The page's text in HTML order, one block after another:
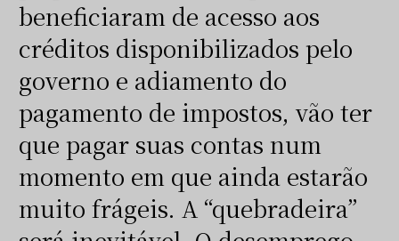
beneficiaram de acesso aos
créditos disponibilizados pelo
governo e adiamento do
pagamento de impostos, vão ter
que pagar suas contas num
momento em que ainda estarão
muito frágeis. A “quebradeira”